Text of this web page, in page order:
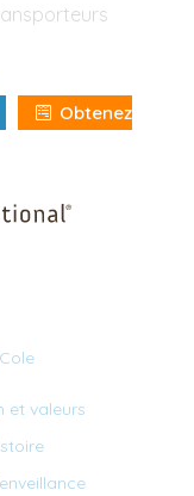
Obtenez
et valeurs